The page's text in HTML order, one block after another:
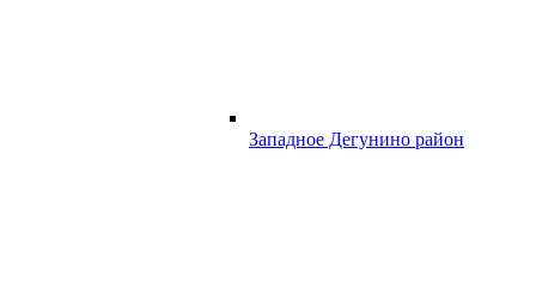
Западное Дегунино район